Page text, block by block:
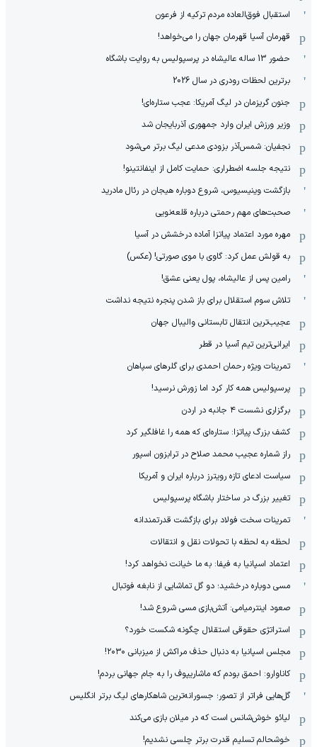
استقبال فوق‌‌العاده مردم ترکیه از فرعون
قهرمان آسیا قهرمان جهان را می‌خواهد!
حضور 13 ساله عالیشاه در پرسپولیس به روایت باشگاه
برترین لحظات رودری در سال 2026
جنون گریزمان در لیگ آمریکا: عجب ستاره‌ای!
وزیر ورزش ایران وارد جمهوری آذربایجان شد
نجفیان: شمس‌آذر بزودی مدعی لیگ برتر می‌شود
نتیجه جلسه اضطراری: حمایت کامل از اینفانتینو!
بازگشت وینیسیوس، شروع دوباره هیجان در رئال مادرید
صحبت‌های مهم رحمتی درباره قلعه‌نویی
مهره مورد اعتماد پیاتزا آماده درخشش در آسیا
به قولش عمل کرد: گاوی با موی صورتی! (عکس)
رامین پس از عالیشاه، پول یعنی عشق!
تلاش سوم استقلال برای باز شدن پنجره نتیجه نداشت
عجیب‌ترین انتقال تابستانی والیبال جهان
ایرانی‌ترین تیم آسیا در قطر
تمرینات ویژه رحمان احمدی برای گلرهای سپاهان
پرسپولیس همه کار کرد اما زورش نرسید!
برگزاری نشست ۴ جانبه در اردن
کشف بزرگ پیاتزا: ستاره‌ای که همه را غافلگیر کرد
راز شماره عجیب محمد صلاح در ترابزون اسپور
سیاست ادعای تازه رویترز درباره ایران و آمریکا
تغییر بزرگ در ساختار باشگاه پرسپولیس
تمرینات سخت فولاد برای بازگشت قدرتمندانه
لحظه به لحظه با تحولات نقل و انتقالات
اعتماد اسپانیا به فیفا: به ما خیانت نخواهد کرد!
مسی دوباره درخشید؛ دو گل تماشایی از نابغه فوتبال
صعود اینترمیامی: آتش‌بازی مسی شروع شد!
استراتژی حقوقی استقلال چگونه شکست خورد؟
مجلس اسپانیا به دنبال حذف مراکش از میزبانی ۲۰۳۰!
کاناوارو: احمق بودم که ماشاریپوف را به جام جهانی بردم!
گل‌هایی فراتر از تصور؛ جسورانه‌ترین شاهکارهای لیگ برتر انگلیس
لیائو خوش‌شانس است که در میلان بازی می‌کند
خوشحالم تسلیم قدرت برتر چلسی نشدیم!